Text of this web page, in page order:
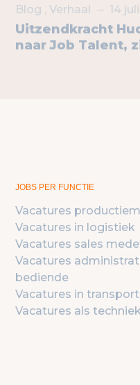
Blog ,Verhaal 14
Uitzendkracht
naar Job Talent,
JOBS PER FUNCTIE
Vacatures
Vacatures in logistiek
Vacatures sales
Vacatures
bediende
Vacatures in transport
Vacatures als